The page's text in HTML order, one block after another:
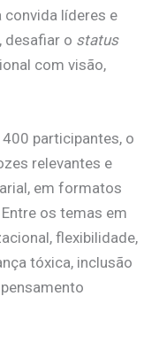
convida líderes e
desafiar o status
com visão,
participantes, o
relevantes e
em formatos
os temas em
flexibilidade,
tóxica, inclusão